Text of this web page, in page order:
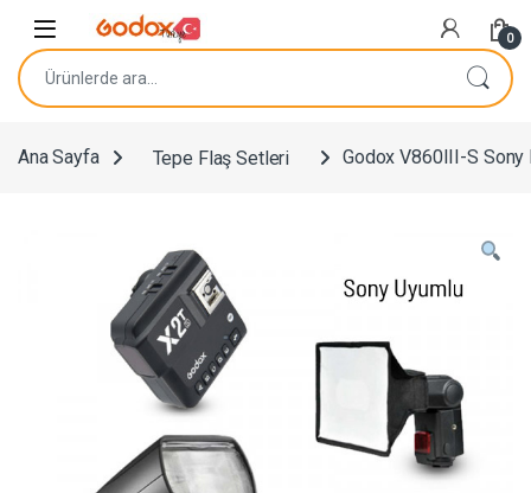
0
Ara:
Ana Sayfa Tepe Flaş Setleri Godox V860III-S